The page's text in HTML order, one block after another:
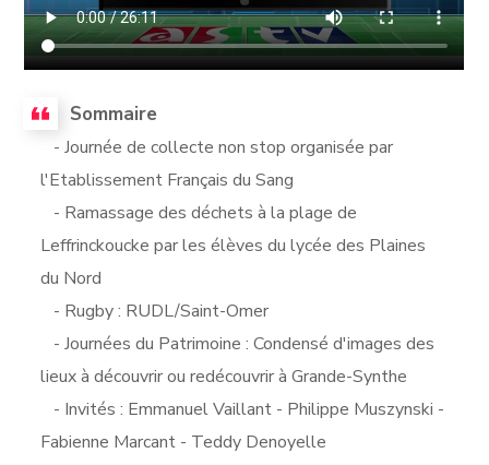
Sommaire
- Journée de collecte non stop organisée par
l'Etablissement Français du Sang
- Ramassage des déchets à la plage de
Leffrinckoucke par les élèves du lycée des Plaines
du Nord
- Rugby : RUDL/Saint-Omer
- Journées du Patrimoine : Condensé d'images des
lieux à découvrir ou redécouvrir à Grande-Synthe
- Invités : Emmanuel Vaillant - Philippe Muszynski -
Fabienne Marcant - Teddy Denoyelle